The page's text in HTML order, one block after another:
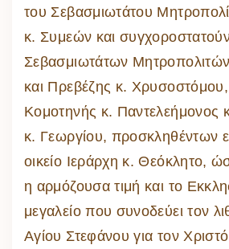
του Σεβασμιωτάτου
κ. Συμεών και
Σεβασμιωτάτων
και Πρεβέζης κ.
Κομοτηνής κ. Παντελεήμονος
κ. Γεωργίου, προσκληθέντων
οικείο Ιεράρχη κ. Θεόκλητο,
η αρμόζουσα τιμή και το
μεγαλείο που συνοδεύει τον
Αγίου Στεφάνου για τον